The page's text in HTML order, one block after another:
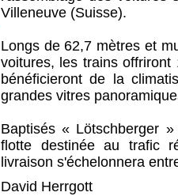
Villeneuve (Suisse).
Longs de 62,7 mètres et
voitures, les trains
bénéficieront de la
grandes vitres
Baptisés « Lötschberger
flotte destinée au trafic
livraison s'échelonnera
David Herrgott